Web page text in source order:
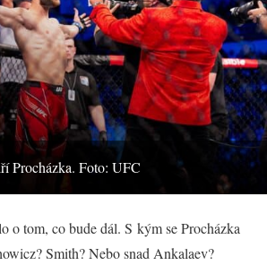
Procházka. Foto: UFC
o tom, co bude dál. S kým se Procházka
Smith? Nebo snad Ankalaev?